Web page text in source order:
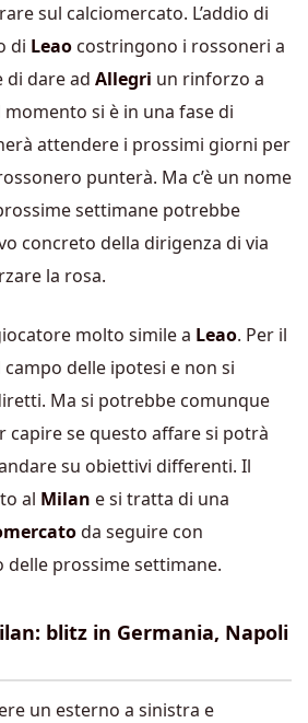
sul calciomercato. L’addio di
di Leao costringono i rossoneri a
di dare ad Allegri un rinforzo a
si è in una fase di
attendere i prossimi giorni per
punterà. Ma c’è un nome
settimane potrebbe
concreto della dirigenza di via
la rosa.
molto simile a Leao. Per il
delle ipotesi e non si
Ma si potrebbe comunque
capire se questo affare si potrà
su obiettivi differenti. Il
al Milan e si tratta di una
da seguire con
delle prossime settimane.
blitz in Germania, Napoli
un esterno a sinistra e